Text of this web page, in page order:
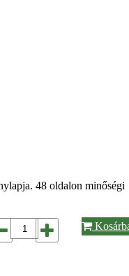
48 oldalon minőségi